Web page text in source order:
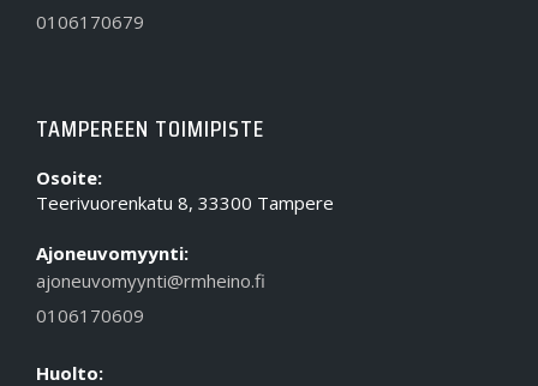
0106170679
TAMPEREEN TOIMIPISTE
Osoite:
Teerivuorenkatu 8, 33300 Tampere
Ajoneuvomyynti:
ajoneuvomyynti@rmheino.fi
0106170609
Huolto: